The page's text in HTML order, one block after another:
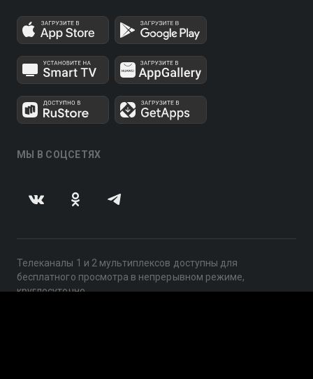
МЫ В СОЦСЕТЯХ
Телеканалы 1 и 2 мультиплексов доступны для
бесплатного просмотра в непрерывном режиме,
круглосуточно.